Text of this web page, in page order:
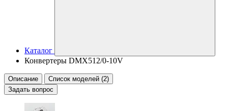
Каталог
Конвертеры DMX512/0-10V
Описание
Список моделей (2)
Задать вопрос